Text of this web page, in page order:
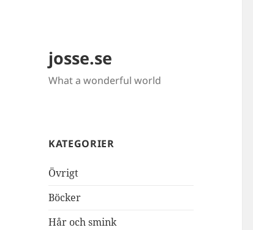
josse.se
What a wonderful world
KATEGORIER
Övrigt
Böcker
Hår och smink